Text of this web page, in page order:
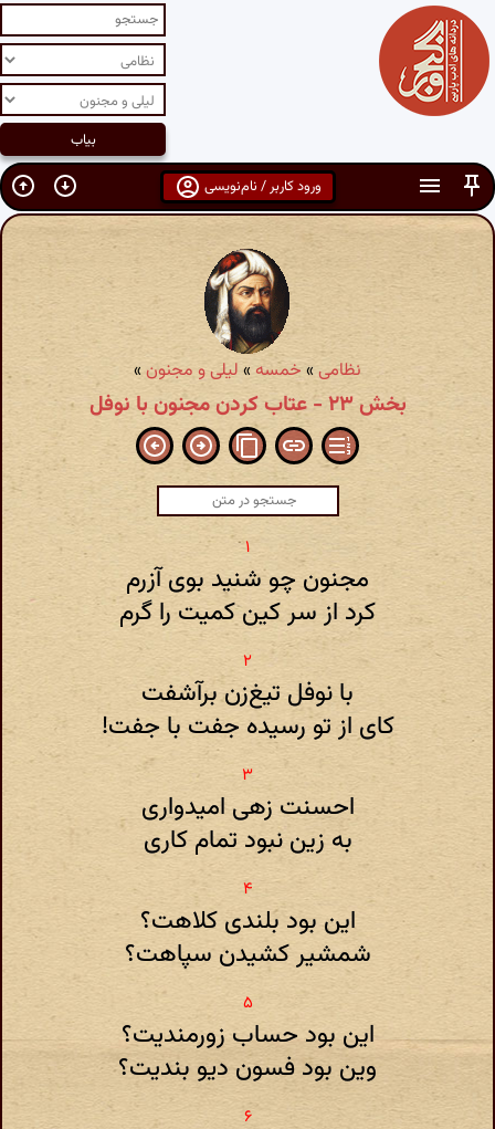
ورود کاربر / نام‌نویسی
نظامی » خمسه» لیلی و مجنون»
بخش ۲۳ - عتاب کردن مجنون با نوفل
مجنون چو شنید بوی آزرم
کرد از سر کین کمیت را گرم
با نوفل تیغ‌زن برآشفت
کای از تو رسیده جفت با جفت!
احسنت زهی امیدواری
به زین نبود تمام کاری
این بود بلندی کلاهت؟
شمشیر کشیدن سپاهت؟
این بود حساب زورمندیت؟
وین بود فسون دیو بندیت؟